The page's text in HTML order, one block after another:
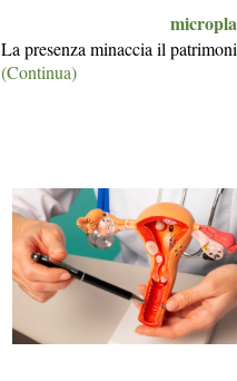
La presenza minaccia il
(Continua)